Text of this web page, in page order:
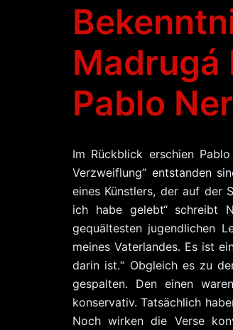
Madrugá
Pablo
Im Rückblick erschien
Verzweiflung“ entstanden
eines Künstlers, der auf der
ich habe gelebt“ schreibt
gequältesten jugendlichen
meines Vaterlandes. Es ist
darin ist.“ Obgleich es zu
gespalten. Den einen
konservativ. Tatsächlich
Noch wirken die Verse